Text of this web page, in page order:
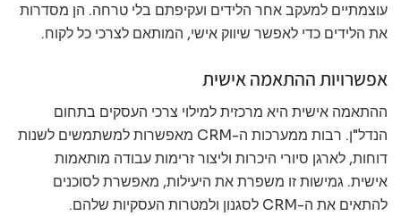
עוצמתיים למעקב אחר הלידים ועקיפתם בלי טרחה. הן מסדרות
את הלידים כדי לאפשר שיווק אישי, המותאם לצרכי כל לקוח.
אפשרויות ההתאמה אישית
ההתאמה אישית היא מרכזית למילוי צרכי העסקים בתחום
הנדל"ן. רבות ממערכות ה-CRM מאפשרות למשתמשים לשנות
דוחות, לארגן סיורי היכרות וליצור זרימות עבודה מותאמות
אישית. גמישות זו משפרת את היעילות, מאפשרת לסוכנים
להתאים את ה-CRM לסגנון ולמטרות העסקיות שלהם.